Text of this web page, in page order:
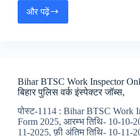
और पढ़ेंSSC
Delhi
Form
2025
:
दिल्ली
पुलिस
Bihar BTSC Work Inspector
बिहार पुलिस वर्क इंस्पेक्टर जॉब्स,
पोस्ट-1114 : Bihar BTSC Work
Form 2025, आरम्भ तिथि- 10-10-
11-2025, फ़ी अंतिम तिथि- 10-11-